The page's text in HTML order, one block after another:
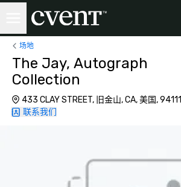
场地
The Jay, Autograph
Collection
433 CLAY STREET, 旧金山, CA, 美国, 94111
联系我们